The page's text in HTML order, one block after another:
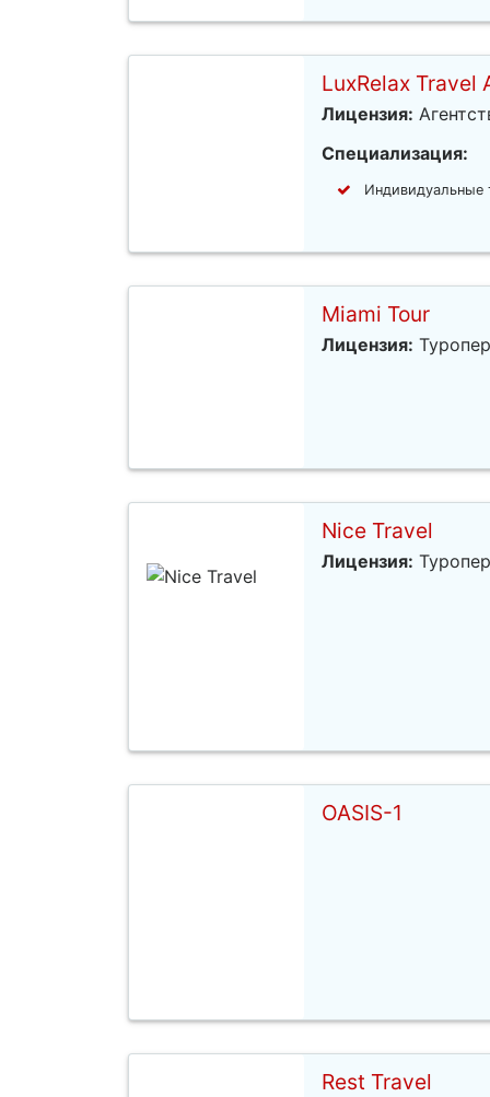
LuxRelax Travel
Лицензия:
Специализация:
Индивидуальные
Miami Tour
Лицензия:
Nice Travel
Лицензия:
OASIS-1
Rest Travel